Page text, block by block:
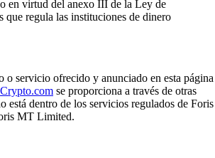
en virtud del anexo III de la Ley de
que regula las instituciones de dinero
o servicio ofrecido y anunciado en esta página
Crypto.com se proporciona a través de otras
está dentro de los servicios regulados de Foris
MT Limited.